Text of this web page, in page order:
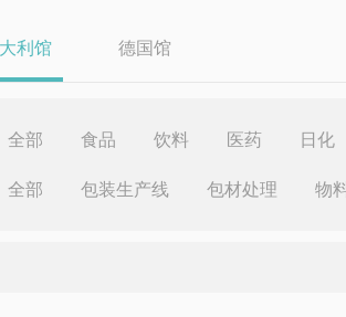
利馆 德国馆
全部 食品 饮料 医药 日化
全部 包装生产线 包材处理 物